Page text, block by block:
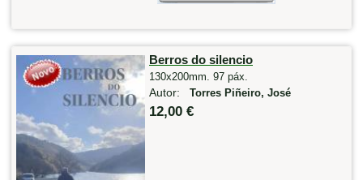
Berros do silencio
130x200mm. 97 páx.
Autor: Torres Piñeiro, José
12,00 €